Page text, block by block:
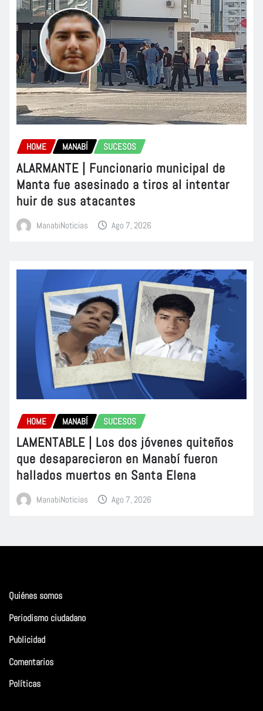
HOME MANABÍ SUCESOS
ALARMANTE | Funcionario municipal de
Manta fue asesinado a tiros al intentar
huir de sus atacantes
ManabiNoticias Ago 7, 2026
HOME MANABÍ SUCESOS
LAMENTABLE | Los dos jóvenes quiteños
que desaparecieron en Manabí fueron
hallados muertos en Santa Elena
ManabiNoticias Ago 7, 2026
Quiénes somos
Periodismo ciudadano
Publicidad
Comentarios
Políticas